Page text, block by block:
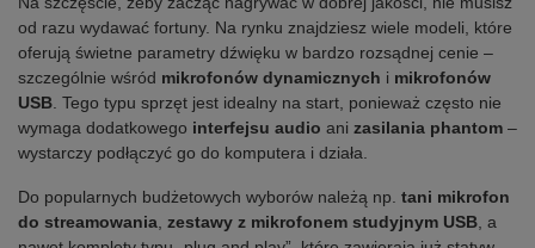
od razu wydawać fortuny. Na rynku znajdziesz wiele modeli, które
oferują świetne parametry dźwięku w bardzo rozsądnej cenie –
szczególnie wśród mikrofonów dynamicznych i mikrofonów
USB . Tego typu sprzęt jest idealny na start, ponieważ często nie
wymaga dodatkowego interfejsu audio ani zasilania phantom –
wystarczy podłączyć go do komputera i działa.
Do popularnych budżetowych wyborów należą np. tani mikrofon
do streamowania zestawy z mikrofonem studyjnym USB , a